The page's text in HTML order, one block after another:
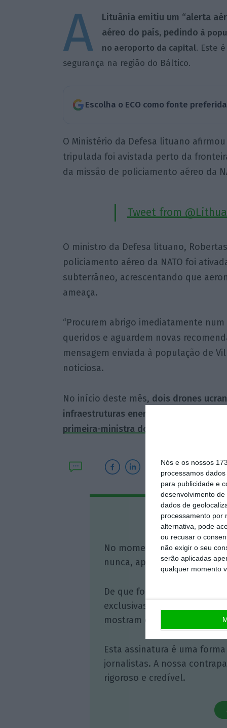
Nós e os nossos
processamos
para publicidade e
desenvolvimento de
dados de
processamento por
alternativa, pode
ou recusar o
não exigir o seu
serão aplicadas
qualquer momento
A
Lituânia emitiu um “alerta
aéreo do país, pedindo à
no aeroporto da capital. Este
segurança na região do Báltico.
Escolha o ECO como fonte
O Ministério da Defesa lituano
tripulada foi avistada perto da
da missão de policiamento aéreo da
Tweet from
O ministro da Defesa lituano,
policiamento aéreo da NATO foi
subterrâneo, acrescentando que
ameaça.
“Procurem abrigo imediatamente
queridos e aguardem novas
mensagem enviada à população de
noticiosa.
No início deste mês, dois drones
infraestruturas energéticas na Letónia
primeira-ministra do país, EvikaSilina,
Assine o
No momento em que a
nunca, apoie o jornalismo
De que forma? Assine o
exclusivas, à opinião que
mostram o outro lado da
Esta assinatura é uma
jornalistas. A nossa
rigoroso e credível.